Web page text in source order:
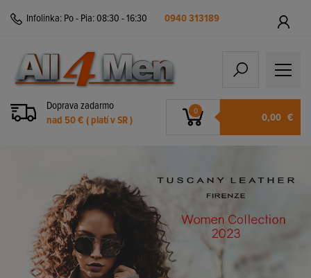
Infolinka: Po - Pia: 08:30 - 16:30 0940 313189
Doprava zadarmo
nad 50 € ( platí v SR )
0 0,00 €